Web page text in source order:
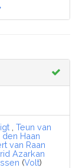
Teun van
den Haan
van Raan
Azarkan
(Volt)